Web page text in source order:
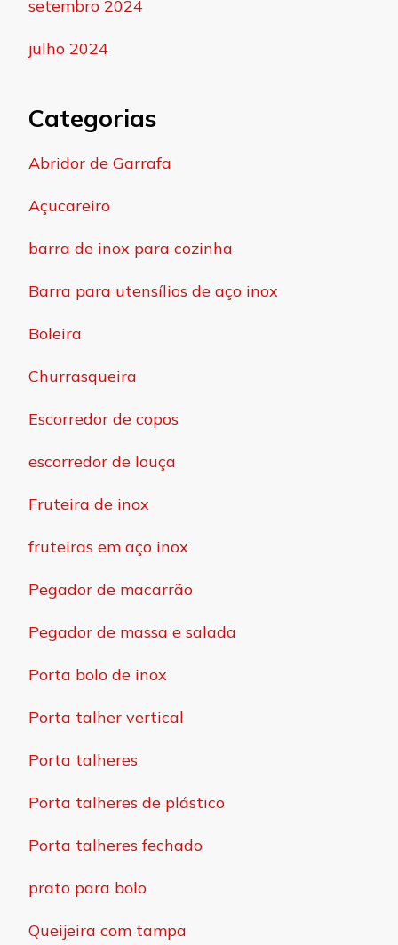
setembro 2024
julho 2024
Categorias
Abridor de Garrafa
Açucareiro
barra de inox para cozinha
Barra para utensílios de aço inox
Boleira
Churrasqueira
Escorredor de copos
escorredor de louça
Fruteira de inox
fruteiras em aço inox
Pegador de macarrão
Pegador de massa e salada
Porta bolo de inox
Porta talher vertical
Porta talheres
Porta talheres de plástico
Porta talheres fechado
prato para bolo
Queijeira com tampa